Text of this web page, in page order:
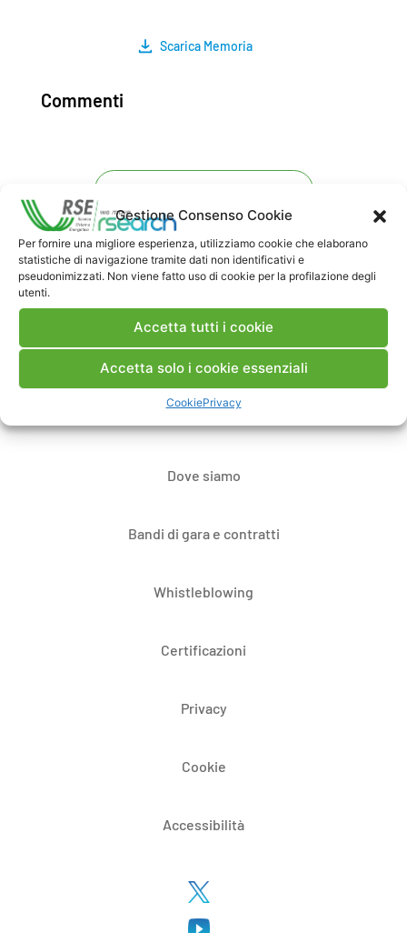
Gestione Consenso Cookie
Per fornire una migliore esperienza, utilizziamo cookie che elaborano
statistiche di navigazione tramite dati non identificativi e
pseudonimizzati. Non viene fatto uso di cookie per la profilazione degli
utenti.
Accetta tutti i cookie
Accetta solo i cookie essenziali
CookiePrivacy
Scarica Memoria
Commenti
Contatti
Dove siamo
Bandi di gara e contratti
Whistleblowing
Certificazioni
Privacy
Cookie
Accessibilità